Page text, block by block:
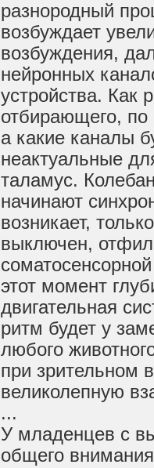
разнородный
возбуждает
возбуждения,
нейронных
устройства. Как
отбирающего, по
а какие каналы
неактуальные
таламус.
начинают
возникает,
выключен,
этот момент
двигательная
ритм будет у
любого
при зрительном
великолепную
...
У младенцев с
общего